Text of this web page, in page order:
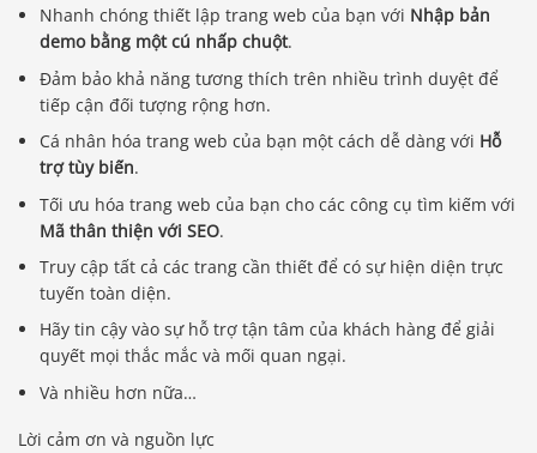
Nhanh chóng thiết lập trang web của bạn với Nhập bản
demo bằng một cú nhấp chuột.
Đảm bảo khả năng tương thích trên nhiều trình duyệt để
tiếp cận đối tượng rộng hơn.
Cá nhân hóa trang web của bạn một cách dễ dàng với Hỗ
trợ tùy biến.
Tối ưu hóa trang web của bạn cho các công cụ tìm kiếm với
Mã thân thiện với SEO.
Truy cập tất cả các trang cần thiết để có sự hiện diện trực
tuyến toàn diện.
Hãy tin cậy vào sự hỗ trợ tận tâm của khách hàng để giải
quyết mọi thắc mắc và mối quan ngại.
Và nhiều hơn nữa…
Lời cảm ơn và nguồn lực